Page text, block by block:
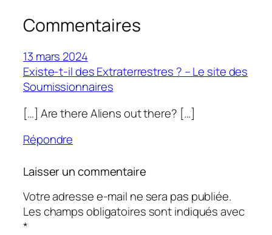
Commentaires
13 mars 2024
Existe-t-il des Extraterrestres ? – Le site des
Soumissionnaires
[…] Are there Aliens out there? […]
Répondre
Laisser un commentaire
Votre adresse e-mail ne sera pas publiée.
Les champs obligatoires sont indiqués avec
*